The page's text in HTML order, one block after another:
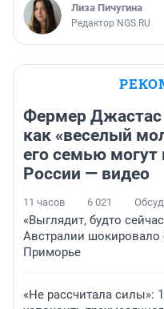
Лиза Пичугина
Редактор NGS.RU
Фермер Джастас
как «веселый
его семью могут
России — видео
11 часов 6 021
«Выглядит, будто
Австралии шокировало
Приморье
«Не рассчитала силы»: